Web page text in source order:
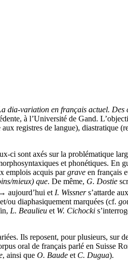
dia-variation en français actuel. Des
à l’Université de Gand.
registres de langue), diastratique
ci sont axés sur la problématique
et phonétiques. En
emplois acquis pargrave en français
mieux) que. De même, G. Dostie
aujourd’hui et I. Wissners’attarde
ou diaphasiquement marquées (cf.
L. Beaulieu et W. Cichocki
Ils reposent, pour plusieurs, sur
oral de français parlé en Suisse
, ainsi que O. Baude et C. Dugua).